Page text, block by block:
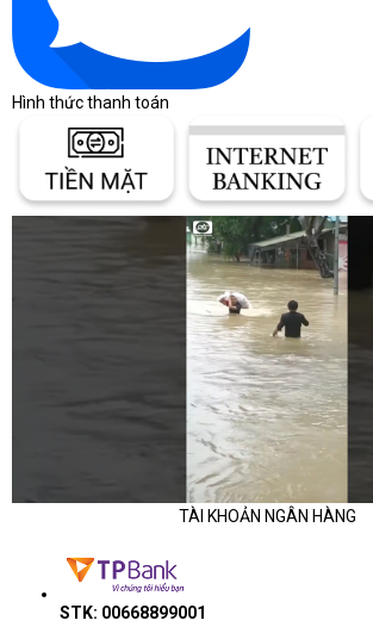
Hình thức thanh toán
TÀI KHOẢN NGÂN HÀNG
STK: 00668899001